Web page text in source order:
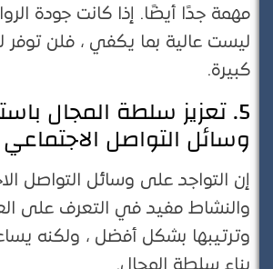
مهمة جدًا أيضًا. إذا كانت جودة
ليست عالية بما يكفي ، فلن توفر
كبيرة.
5. تعزيز سلطة المجال
وسائل التواصل الاجتماعي
إن التواجد على وسائل التواصل
والنشاط مفيد في التعرف على
وترتيبها بشكل أفضل ، ولكنه